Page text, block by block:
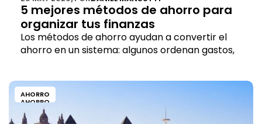
5 mejores métodos de ahorro para
organizar tus finanzas
Los métodos de ahorro ayudan a convertir el
ahorro en un sistema: algunos ordenan gastos,
AHORRO
AHORRO